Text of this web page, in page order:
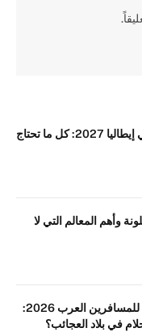
دليل تصريح الإقامة في إيطاليا 2027: كل ما تحتاج
وأهم المعالم التي لا
دليل السياحة في الهند للمسافرين العرب 2026:
في بلاد العجائب؟